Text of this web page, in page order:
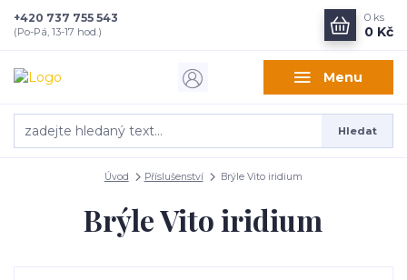
Menu
Hledat
+420 737 755 543
(Po-Pá, 13-17 hod.)
0 ks
0 Kč
Úvod Příslušenství Brýle Vito iridium
Brýle Vito iridium